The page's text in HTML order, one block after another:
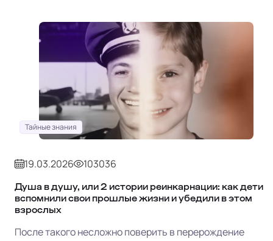
Тайные знания
19.03.2026 103036
Душа в душу, или 2 истории реинкарнации: как дети
вспомнили свои прошлые жизни и убедили в этом
взрослых
После такого несложно поверить в перерождение